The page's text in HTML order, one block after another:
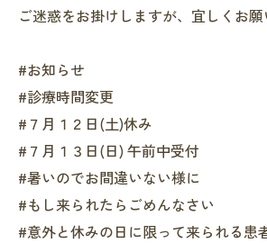
ご迷惑をお掛けしますが、宜しくお
#お知らせ
#診療時間変更
#７月１２日(土)休み
#７月１３日(日) 午前中受付
#暑いのでお間違いない様に
#もし来られたらごめんなさい
#意外と休みの日に限って来られる患